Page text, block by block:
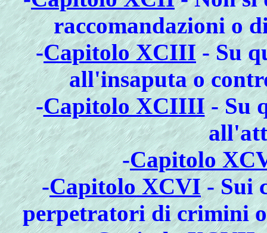
raccomandazioni o
-Capitolo XCIII- Su
all'insaputa o
-Capitolo XCIIII- Su
-Capitolo
-Capitolo XCVI- Sui
perpetratori di crimini